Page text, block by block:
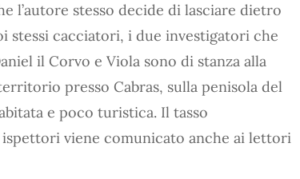
l’autore stesso decide di lasciare dietro
stessi cacciatori, i due investigatori che
il Corvo e Viola sono di stanza alla
presso Cabras, sulla penisola del
e poco turistica. Il tasso
viene comunicato anche ai lettori